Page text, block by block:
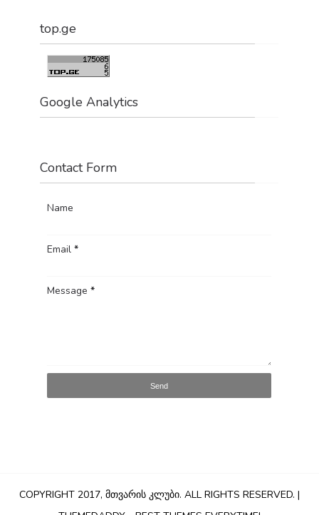
top.ge
Google Analytics
Contact Form
Name
Email*
Message*
COPYRIGHT 2017, ᲛᲗᲕᲐᲠᲘᲡ ᲙᲚᲣᲑᲘ. ALL RIGHTS RESERVED. |